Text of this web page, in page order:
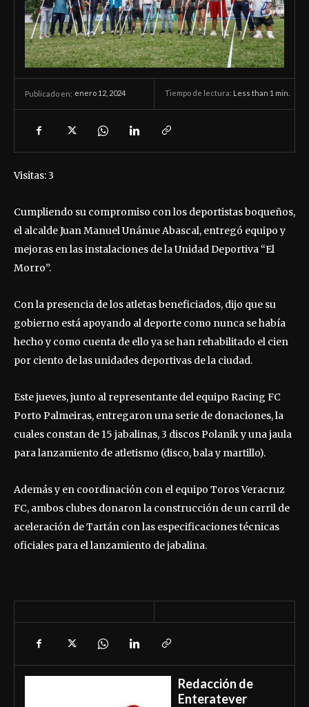
Publicado en: enero 12, 2024 Tiempo de lectura: Less than 1 min.
Visitas: 3
Cumpliendo su compromiso con los deportistas boqueños,
el alcalde Juan Manuel Unánue Abascal, entregó equipo y
mejoras en las instalaciones de la Unidad Deportiva “El
Morro”.
Con la presencia de los atletas beneficiados, dijo que su
gobierno está apoyando al deporte como nunca se había
hecho y como cuenta de ello ya se han rehabilitado el cien
por ciento de las unidades deportivas de la ciudad.
Este jueves, junto al representante del equipo Racing FC
Porto Palmeiras, entregaron una serie de donaciones, la
cuales constan de 15 jabalinas, 3 discos Polanik y una jaula
para lanzamiento de atletismo (disco, bala y martillo).
Además y en coordinación con el equipo Toros Veracruz
FC, ambos clubes donaron la construcción de un carril de
aceleración de Tartán con las especificaciones técnicas
oficiales para el lanzamiento de jabalina.
Redacción de
Enteratever